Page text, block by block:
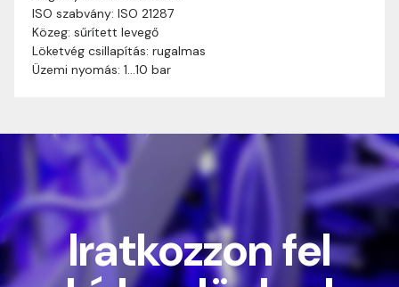
ISO szabvány: ISO 21287
Közeg: sűrített levegő
Löketvég csillapítás: rugalmas
Üzemi nyomás: 1…10 bar
díjat a vásárlás folyamata során megtekinthetitek,
mielőtt a rendelést véglegesítitek.
Iratkozzon fel